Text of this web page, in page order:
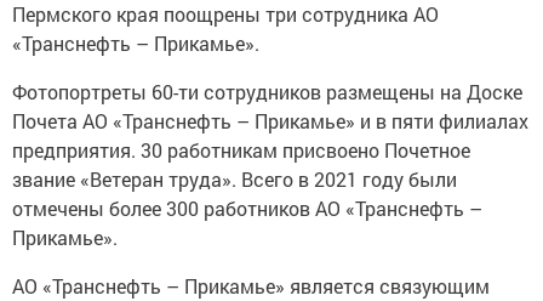
Пермского края поощрены три сотрудника АО
«Транснефть – Прикамье».
Фотопортреты 60-ти сотрудников размещены на Доске
Почета АО «Транснефть – Прикамье» и в пяти филиалах
предприятия. 30 работникам присвоено Почетное
звание «Ветеран труда». Всего в 2021 году были
отмечены более 300 работников АО «Транснефть –
Прикамье».
АО «Транснефть – Прикамье» является связующим